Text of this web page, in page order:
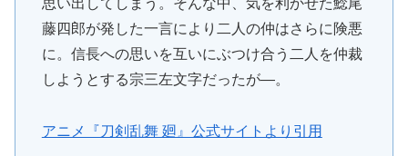
思い出してしまう。そんな中、気を利かせた鯰尾
藤四郎が発した一言により二人の仲はさらに険悪
に。信長への思いを互いにぶつけ合う二人を仲裁
しようとする宗三左文字だったが―。
アニメ『刀剣乱舞 廻』公式サイトより引用